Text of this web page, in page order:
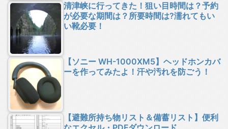
清津峡に行ってきた！狙い目時間は？予約
が必要な期間は？所要時間は?濡れてもい
い靴必要！
【ソニー WH-1000XM5】ヘッドホンカバ
ーを作ってみたよ！汗や汚れを防ごう！
【避難所持ち物リスト＆備蓄リスト】便利